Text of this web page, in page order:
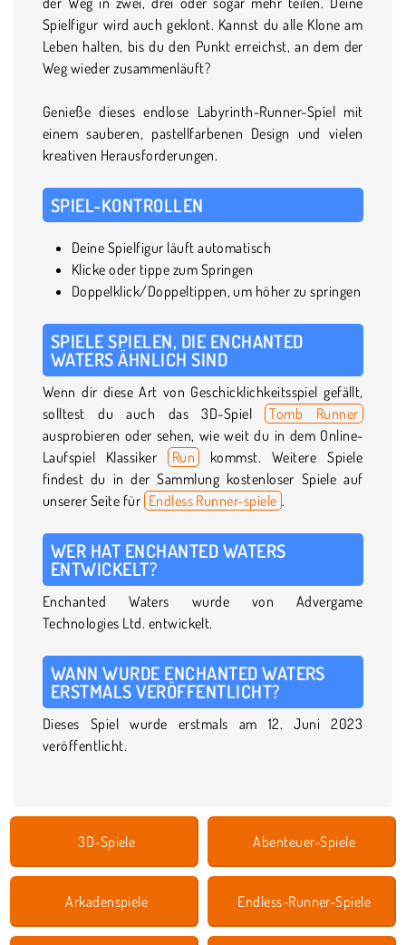
Spielfigur wird auch geklont. Kannst du alle Klone am
Leben halten, bis du den Punkt erreichst, an dem der
Weg wieder zusammenläuft?
Genieße dieses endlose Labyrinth-Runner-Spiel mit
einem sauberen, pastellfarbenen Design und vielen
kreativen Herausforderungen.
SPIEL-KONTROLLEN
Deine Spielfigur läuft automatisch
Klicke oder tippe zum Springen
Doppelklick/Doppeltippen, um höher zu springen
SPIELE SPIELEN, DIE ENCHANTED
WATERS ÄHNLICH SIND
Wenn dir diese Art von Geschicklichkeitsspiel gefällt,
solltest du auch das 3D-Spiel Tomb Runner
ausprobieren oder sehen, wie weit du in dem Online-
Laufspiel Klassiker
Run
kommst. Weitere Spiele
findest du in der Sammlung kostenloser Spiele auf
unserer Seite für Endless Runner-spiele .
WER HAT ENCHANTED WATERS
ENTWICKELT?
Enchanted Waters wurde von Advergame
Technologies Ltd. entwickelt.
WANN WURDE ENCHANTED WATERS
ERSTMALS VERÖFFENTLICHT?
Dieses Spiel wurde erstmals am 12. Juni 2023
veröffentlicht.
3D-Spiele Abenteuer-Spiele
Arkadenspiele Endless-Runner-Spiele